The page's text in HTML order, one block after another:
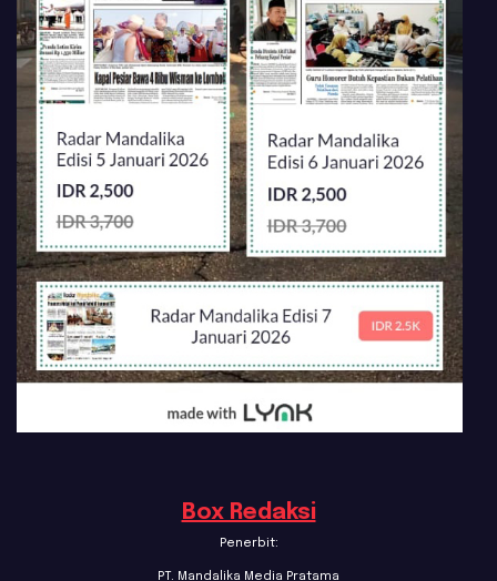
Box Redaksi
Penerbit:
PT. Mandalika Media Pratama